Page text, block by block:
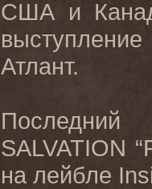
США и
Атлант.
SALVATION “
на лейбле